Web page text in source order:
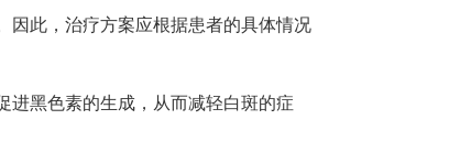
此，治疗方案应根据患者的具体情况
黑色素的生成，从而减轻白斑的症